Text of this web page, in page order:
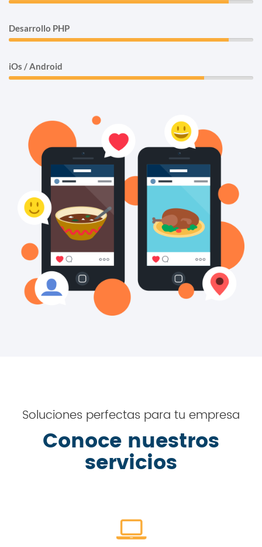
90%
Desarrollo PHP
90%
iOs / Android
80%
Soluciones perfectas para tu empresa
Conoce nuestros
servicios